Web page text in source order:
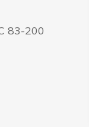
83-200